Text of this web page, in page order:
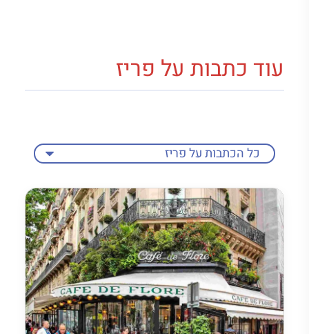
עוד כתבות על פריז